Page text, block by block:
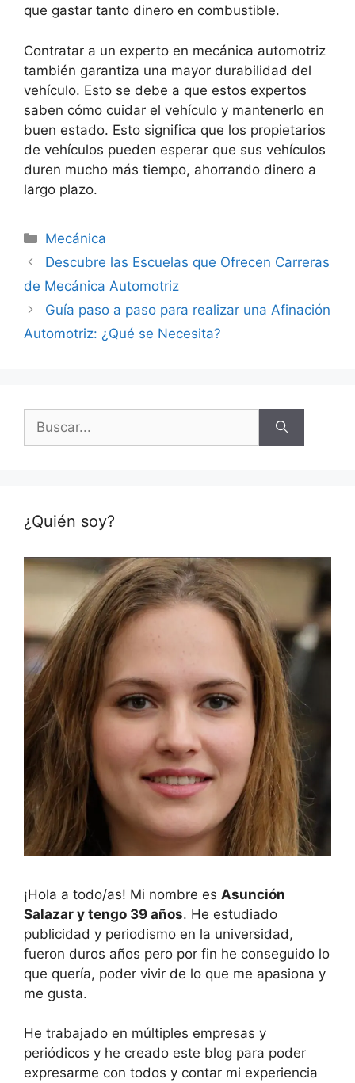
que gastar tanto dinero en combustible.
Contratar a un experto en mecánica automotriz
también garantiza una mayor durabilidad del
vehículo. Esto se debe a que estos expertos
saben cómo cuidar el vehículo y mantenerlo en
buen estado. Esto significa que los propietarios
de vehículos pueden esperar que sus vehículos
duren mucho más tiempo, ahorrando dinero a
largo plazo.
Categorías
Mecánica
Descubre las Escuelas que Ofrecen Carreras
de Mecánica Automotriz
Guía paso a paso para realizar una Afinación
Automotriz: ¿Qué se Necesita?
¿Quién soy?
¡Hola a todo/as! Mi nombre es Asunción
Salazar y tengo 39 años. He estudiado
publicidad y periodismo en la universidad,
fueron duros años pero por fin he conseguido lo
que quería, poder vivir de lo que me apasiona y
me gusta.
He trabajado en múltiples empresas y
periódicos y he creado este blog para poder
expresarme con todos y contar mi experiencia